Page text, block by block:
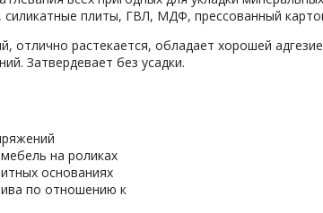
силикатные плиты, ГВЛ, МДФ, прессованный
отлично растекается, обладает хорошей
Затвердевает без усадки.
на роликах
основаниях
по отношению к